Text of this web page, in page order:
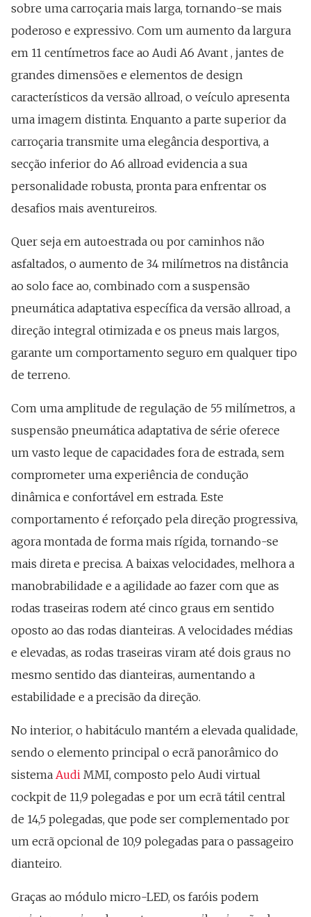
sobre uma carroçaria mais larga, tornando-se mais
poderoso e expressivo. Com um aumento da largura
em 11 centímetros face ao Audi A6 Avant , jantes de
grandes dimensões e elementos de design
característicos da versão allroad, o veículo apresenta
uma imagem distinta. Enquanto a parte superior da
carroçaria transmite uma elegância desportiva, a
secção inferior do A6 allroad evidencia a sua
personalidade robusta, pronta para enfrentar os
desafios mais aventureiros.
Quer seja em autoestrada ou por caminhos não
asfaltados, o aumento de 34 milímetros na distância
ao solo face ao, combinado com a suspensão
pneumática adaptativa específica da versão allroad, a
direção integral otimizada e os pneus mais largos,
garante um comportamento seguro em qualquer tipo
de terreno.
Com uma amplitude de regulação de 55 milímetros, a
suspensão pneumática adaptativa de série oferece
um vasto leque de capacidades fora de estrada, sem
comprometer uma experiência de condução
dinâmica e confortável em estrada. Este
comportamento é reforçado pela direção progressiva,
agora montada de forma mais rígida, tornando-se
mais direta e precisa. A baixas velocidades, melhora a
manobrabilidade e a agilidade ao fazer com que as
rodas traseiras rodem até cinco graus em sentido
oposto ao das rodas dianteiras. A velocidades médias
e elevadas, as rodas traseiras viram até dois graus no
mesmo sentido das dianteiras, aumentando a
estabilidade e a precisão da direção.
No interior, o habitáculo mantém a elevada qualidade,
sendo o elemento principal o ecrã panorâmico do
sistema Audi MMI, composto pelo Audi virtual
cockpit de 11,9 polegadas e por um ecrã tátil central
de 14,5 polegadas, que pode ser complementado por
um ecrã opcional de 10,9 polegadas para o passageiro
dianteiro.
Graças ao módulo micro-LED, os faróis podem